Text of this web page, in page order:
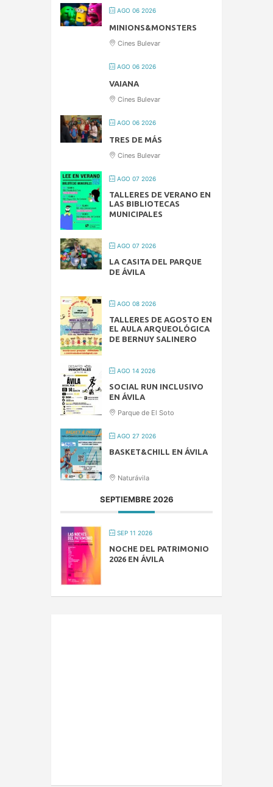
AGO 06 2026
MINIONS&MONSTERS
Cines Bulevar
AGO 06 2026
VAIANA
Cines Bulevar
AGO 06 2026
TRES DE MÁS
Cines Bulevar
AGO 07 2026
TALLERES DE VERANO EN
LAS BIBLIOTECAS
MUNICIPALES
AGO 07 2026
LA CASITA DEL PARQUE
DE ÁVILA
AGO 08 2026
TALLERES DE AGOSTO EN
EL AULA ARQUEOLÓGICA
DE BERNUY SALINERO
AGO 14 2026
SOCIAL RUN INCLUSIVO
EN ÁVILA
Parque de El Soto
AGO 27 2026
BASKET&CHILL EN ÁVILA
Naturávila
SEPTIEMBRE 2026
SEP 11 2026
NOCHE DEL PATRIMONIO
2026 EN ÁVILA